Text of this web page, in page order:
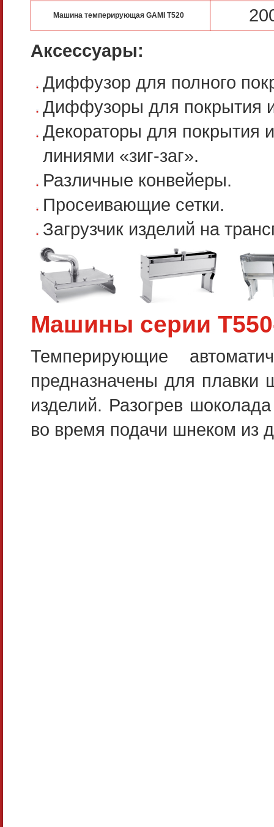
Машина темперирующая GAMI T520
Аксессуары:
Диффузор для полного
Диффузоры для покрытия
Декораторы для покрытия
линиями «зиг-заг».
Различные конвейеры.
Просеивающие сетки.
Загрузчик изделий на
Машины серии
Темперирующие
предназначены для плавки
изделий. Разогрев
во время подачи шнеком из